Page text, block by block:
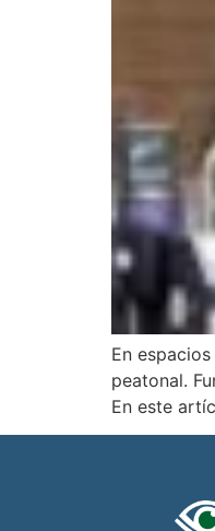
En
peatonal.
En este